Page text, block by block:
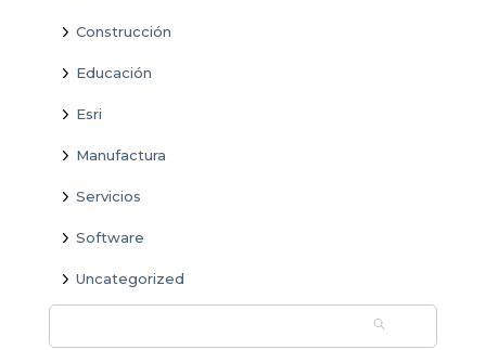
Construcción
Educación
Esri
Manufactura
Servicios
Software
Uncategorized